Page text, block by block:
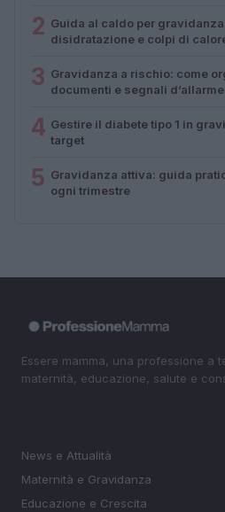
2 Guida al caldo per
disidratazione e colpi di
3 Gravidanza a rischio: come
documenti e segnali d’allarme
4 Gestire il diabete tipo 1 in
target
5 Gravidanza attiva: guida
ogni trimestre
Essere mamma, una professione a
maternità, educazione, salute e
News e Attualità
Maternità e Gravidanza
Educazione e Crescita